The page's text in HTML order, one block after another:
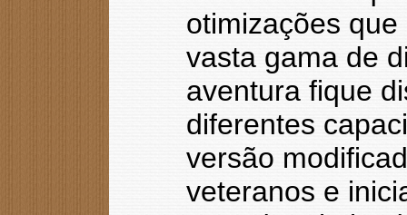
otimizações
vasta gama de
aventura fique
diferentes
versão
veteranos e